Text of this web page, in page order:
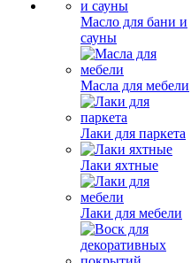
Масло для бани и
сауны
Масла для мебели
Лаки для паркета
Лаки яхтные
Лаки для мебели